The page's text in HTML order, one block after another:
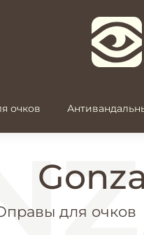
очков
для очков